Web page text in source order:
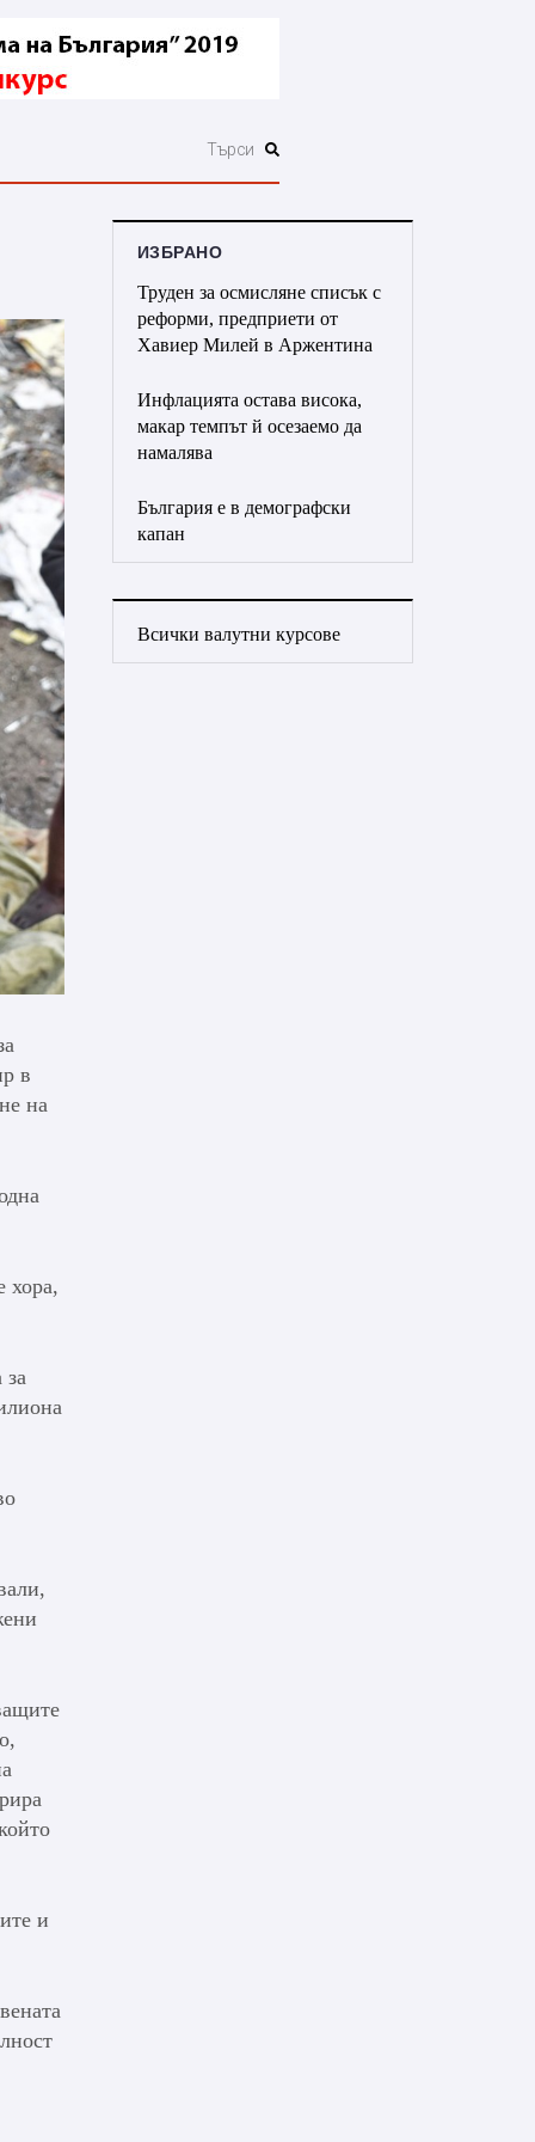
в
на
хора,
и
ИЗБРАНО
Труден за осмисляне списък с
реформи, предприети от
Хавиер Милей в Аржентина
Инфлацията остава висока,
макар темпът й осезаемо да
намалява
България е в демографски
капан
Всички валутни курсове